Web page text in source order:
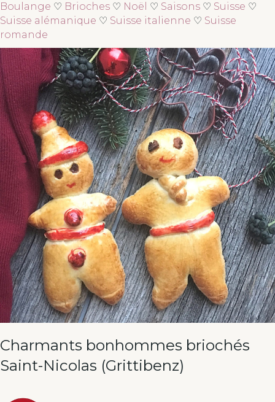
Boulange ♡ Brioches ♡ Noël ♡ Saisons ♡ Suisse ♡
Suisse alémanique ♡ Suisse italienne ♡ Suisse
romande
Charmants bonhommes briochés
Saint-Nicolas (Grittibenz)